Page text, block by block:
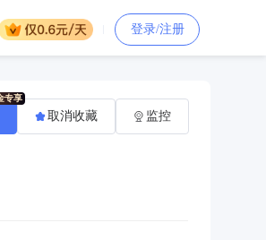
登录/注册
取消收藏 监控